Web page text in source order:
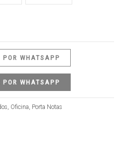
POR WHATSAPP
POR WHATSAPP
Oficina Porta Notas